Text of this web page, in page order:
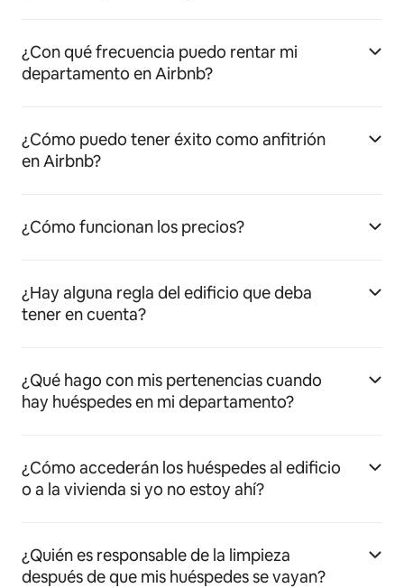
¿Con qué frecuencia puedo rentar mi
departamento en Airbnb?
¿Cómo puedo tener éxito como anfitrión
en Airbnb?
¿Cómo funcionan los precios?
¿Hay alguna regla del edificio que deba
tener en cuenta?
¿Qué hago con mis pertenencias cuando
hay huéspedes en mi departamento?
¿Cómo accederán los huéspedes al edificio
o a la vivienda si yo no estoy ahí?
¿Quién es responsable de la limpieza
después de que mis huéspedes se vayan?